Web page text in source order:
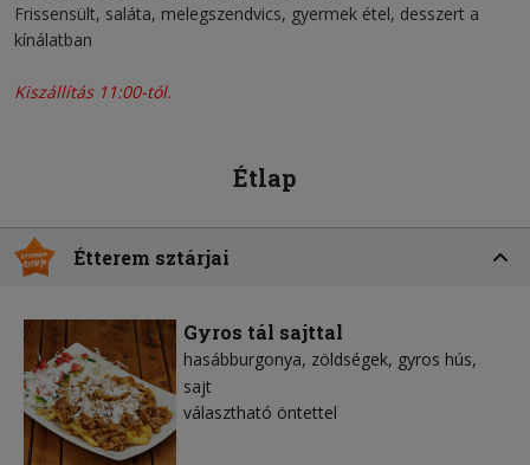
Frissensült, saláta, melegszendvics, gyermek étel, desszert a
kínálatban
Kiszállítás 11:00-tól.
Étlap
Étterem sztárjai
Gyros tál sajttal
hasábburgonya zöldségek gyros hús
sajt
választható öntettel